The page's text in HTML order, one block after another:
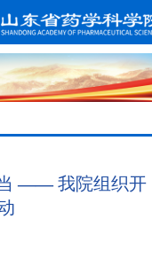
—— 我院组织开